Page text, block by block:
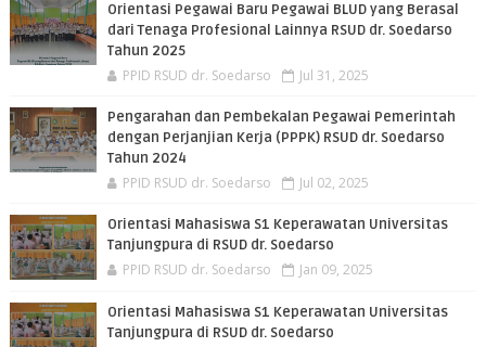
Orientasi Pegawai Baru Pegawai BLUD yang Berasal
dari Tenaga Profesional Lainnya RSUD dr. Soedarso
Tahun 2025
PPID RSUD dr. Soedarso Jul 31, 2025
Pengarahan dan Pembekalan Pegawai Pemerintah
dengan Perjanjian Kerja (PPPK) RSUD dr. Soedarso
Tahun 2024
PPID RSUD dr. Soedarso Jul 02, 2025
Orientasi Mahasiswa S1 Keperawatan Universitas
Tanjungpura di RSUD dr. Soedarso
PPID RSUD dr. Soedarso Jan 09, 2025
Orientasi Mahasiswa S1 Keperawatan Universitas
Tanjungpura di RSUD dr. Soedarso